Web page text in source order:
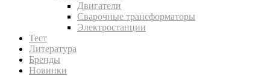
Двигатели
Сварочные трансформаторы
Электростанции
Тест
Литература
Бренды
Новинки